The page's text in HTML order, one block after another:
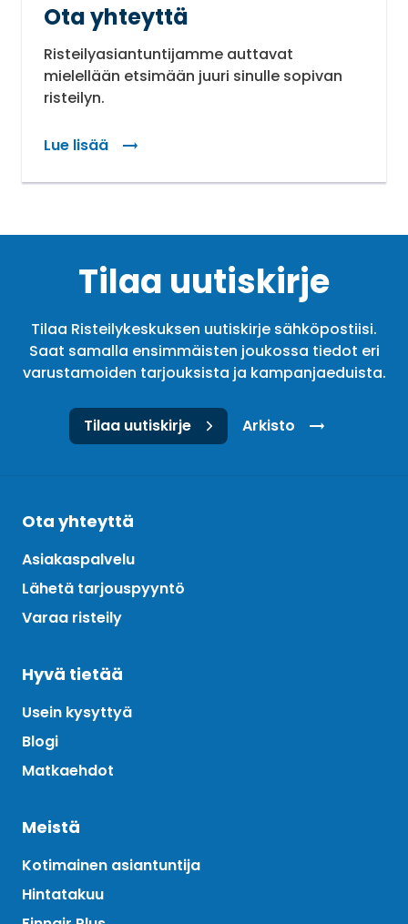
Ota yhteyttä
Risteilyasiantuntijamme auttavat
mielellään etsimään juuri sinulle sopivan
risteilyn.
Lue lisää
Tilaa uutiskirje
Tilaa Risteilykeskuksen uutiskirje sähköpostiisi.
Saat samalla ensimmäisten joukossa tiedot eri
varustamoiden tarjouksista ja kampanjaeduista.
Tilaa uutiskirje Arkisto
Ota yhteyttä
Asiakaspalvelu
Lähetä tarjouspyyntö
Varaa risteily
Hyvä tietää
Usein kysyttyä
Blogi
Matkaehdot
Meistä
Kotimainen asiantuntija
Hintatakuu